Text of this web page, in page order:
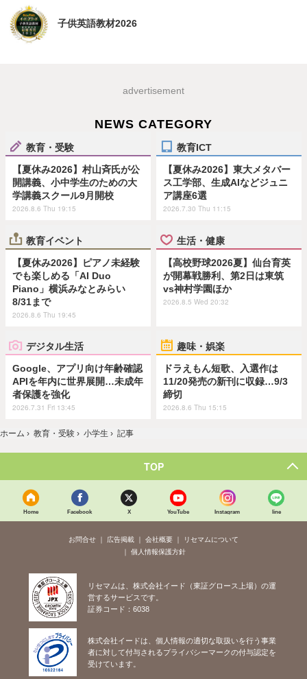
子供英語教材2026
advertisement
NEWS CATEGORY
教育・受験
【夏休み2026】村山斉氏が公
開講義、小中学生のための大
学講義スクール9月開校
2026.8.6 Thu 19:15
教育ICT
【夏休み2026】東大メタバー
ス工学部、生成AIなどジュニ
ア講座6選
2026.7.30 Thu 11:15
教育イベント
【夏休み2026】ピアノ未経験
でも楽しめる「AI Duo
Piano」横浜みなとみらい
8/31まで
2026.8.6 Thu 19:45
生活・健康
【高校野球2026夏】仙台育英
が開幕戦勝利、第2日は東筑
vs神村学園ほか
2026.8.5 Wed 20:32
デジタル生活
Google、アプリ向け年齢確認
APIを年内に世界展開…未成年
者保護を強化
2026.7.31 Fri 13:45
趣味・娯楽
ドラえもん短歌、入選作は
11/20発売の新刊に収録…9/3
締切
2026.8.6 Thu 15:15
ホーム › 教育・受験 › 小学生 › 記事
TOP
Home Facebook X YouTube Instagram line
お問合せ 広告掲載 会社概要
リセマムについて
個人情報保護方針
リセマムは、株式会社イード（東証グロース上場）の運
営するサービスです。
証券コード：6038
株式会社イードは、個人情報の適切な取扱いを行う事業
者に対して付与されるプライバシーマークの付与認定を
受けています。